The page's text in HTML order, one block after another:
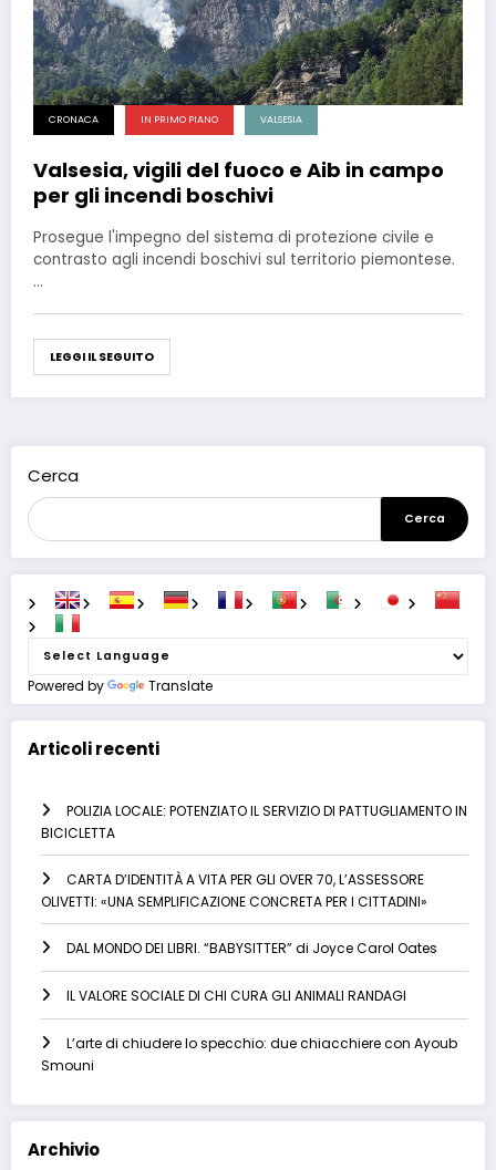
CRONACA IN PRIMO PIANO VALSESIA
Valsesia, vigili del fuoco e Aib in campo
per gli incendi boschivi
Prosegue l'impegno del sistema di protezione civile e
contrasto agli incendi boschivi sul territorio piemontese.
…
LEGGI IL SEGUITO
Cerca
Cerca
Powered by Translate
Articoli recenti
POLIZIA LOCALE: POTENZIATO IL SERVIZIO DI PATTUGLIAMENTO IN
BICICLETTA
CARTA D’IDENTITÀ A VITA PER GLI OVER 70, L’ASSESSORE
OLIVETTI: «UNA SEMPLIFICAZIONE CONCRETA PER I CITTADINI»
DAL MONDO DEI LIBRI. “BABYSITTER” di Joyce Carol Oates
IL VALORE SOCIALE DI CHI CURA GLI ANIMALI RANDAGI
L’arte di chiudere lo specchio: due chiacchiere con Ayoub
Smouni
Archivio